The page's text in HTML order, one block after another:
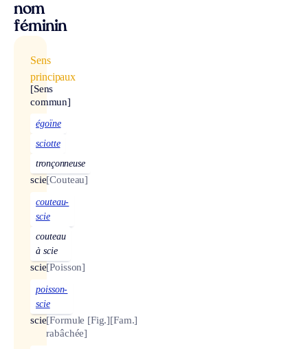
nom
féminin
Sens
principaux
[Sens
commun]
égoïne
sciotte
tronçonneuse
scie[Couteau]
couteau-
scie
couteau
à scie
scie[Poisson]
poisson-
scie
scie[Formule
rabâchée]
[Fig.][Fam.]